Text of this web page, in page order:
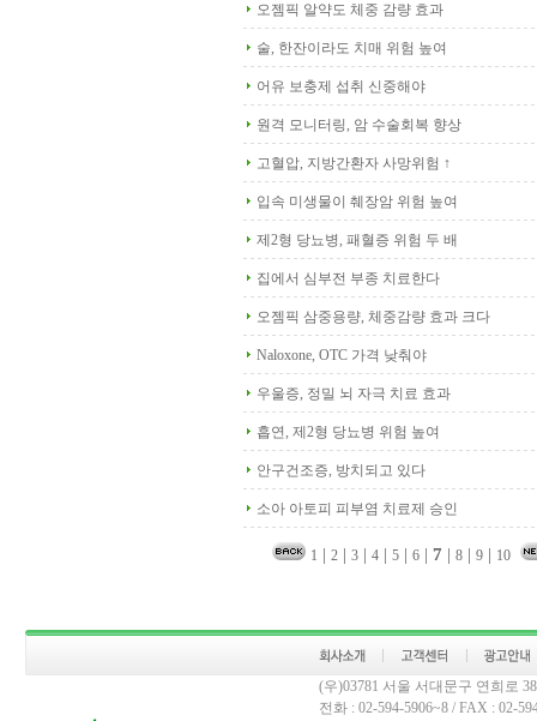
오젬픽 알약도 체중 감량 효과
술, 한잔이라도 치매 위험 높여
어유 보충제 섭취 신중해야
원격 모니터링, 암 수술회복 향상
고혈압, 지방간환자 사망위험 ↑
입속 미생물이 췌장암 위험 높여
제2형 당뇨병, 패혈증 위험 두 배
집에서 심부전 부종 치료한다
오젬픽 삼중용량, 체중감량 효과 크다
Naloxone, OTC 가격 낮춰야
우울증, 정밀 뇌 자극 치료 효과
흡연, 제2형 당뇨병 위험 높여
안구건조증, 방치되고 있다
소아 아토피 피부염 치료제 승인
1 | 2| 3| 4| 5| 6| 7 | 8| 9| 10
(우)03781 서울 서대문구 연희로
전화 : 02-594-5906~8 / FAX : 02-